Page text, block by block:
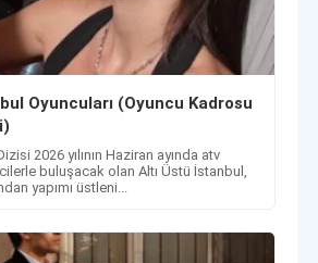
Oyuncuları (Oyuncu Kadrosu
2026 yılının Haziran ayında atv
buluşacak olan Altı Üstü İstanbul,
yapımı üstleni...